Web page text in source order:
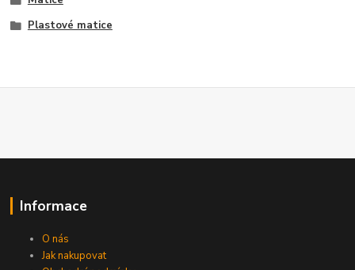
Plastové matice
Informace
O nás
Jak nakupovat